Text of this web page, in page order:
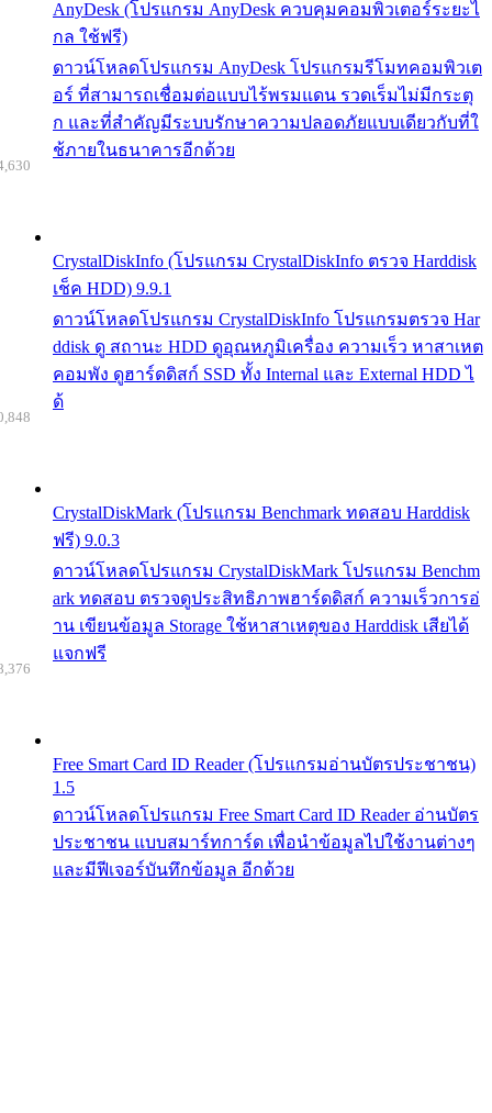
AnyDesk (โปรแกรม AnyDesk ควบคุมคอมพิวเตอร์ระยะไ
กล ใช้ฟรี)
ดาวน์โหลดโปรแกรม AnyDesk โปรแกรมรีโมทคอมพิวเต
อร์ ที่สามารถเชื่อมต่อแบบไร้พรมแดน รวดเร็มไม่มีกระตุ
ก และที่สำคัญมีระบบรักษาความปลอดภัยแบบเดียวกับที่ใ
ช้ภายในธนาคารอีกด้วย
CrystalDiskInfo (โปรแกรม CrystalDiskInfo ตรวจ Harddisk
เช็ค HDD) 9.9.1
ดาวน์โหลดโปรแกรม CrystalDiskInfo โปรแกรมตรวจ Har
ddisk ดู สถานะ HDD ดูอุณหภูมิเครื่อง ความเร็ว หาสาเหต
คอมพัง ดูฮาร์ดดิสก์ SSD ทั้ง Internal และ External HDD ไ
ด้
CrystalDiskMark (โปรแกรม Benchmark ทดสอบ Harddisk
ฟรี) 9.0.3
ดาวน์โหลดโปรแกรม CrystalDiskMark โปรแกรม Benchm
ark ทดสอบ ตรวจดูประสิทธิภาพฮาร์ดดิสก์ ความเร็วการอ่
าน เขียนข้อมูล Storage ใช้หาสาเหตุของ Harddisk เสียได้
แจกฟรี
Free Smart Card ID Reader (โปรแกรมอ่านบัตรประชาชน)
1.5
ดาวน์โหลดโปรแกรม Free Smart Card ID Reader อ่านบัตร
ประชาชน แบบสมาร์ทการ์ด เพื่อนำข้อมูลไปใช้งานต่างๆ
และมีฟีเจอร์บันทึกข้อมูล อีกด้วย